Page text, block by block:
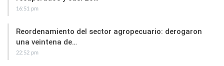
16:51 pm
Reordenamiento del sector agropecuario: derogaron
una veintena de…
22:52 pm